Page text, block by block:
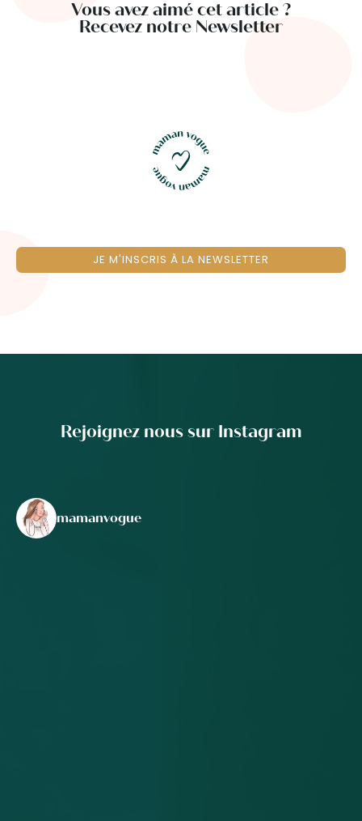
Vous avez aimé cet article ?
Recevez notre Newsletter
JE M'INSCRIS À LA NEWSLETTER
Rejoignez nous sur Instagram
mamanvogue